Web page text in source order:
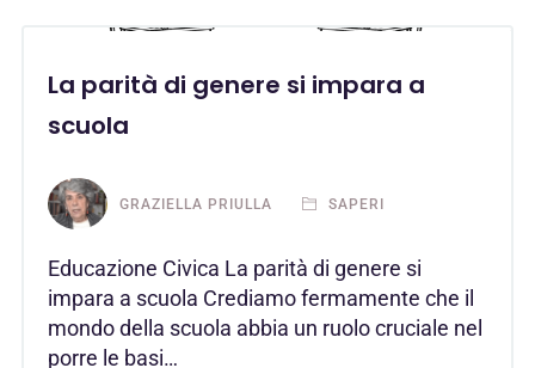
La parità di genere si impara a
scuola
GRAZIELLA PRIULLA SAPERI
Educazione Civica La parità di genere si
impara a scuola Crediamo fermamente che il
mondo della scuola abbia un ruolo cruciale nel
porre le basi…